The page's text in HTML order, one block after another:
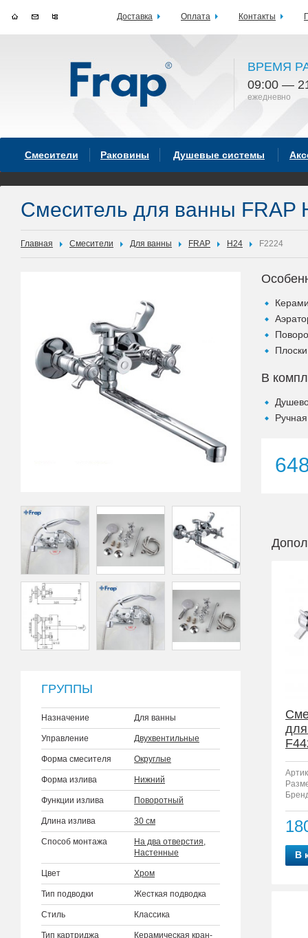
ВРЕМЯ
09:00 —
ежедневно
Смесители Раковины Душевые системы
Смеситель для ванны FRAP
Главная Смесители Для ванны FRAP H24 F2224
ГРУППЫ
Назначение Для ванны
Управление Двухвентильные
Форма смесителя Округлые
Форма излива Нижний
Функции излива Поворотный
Длина излива 30 см
Способ монтажа На два отверстия,
Настенные
Цвет Хром
Тип подводки Жесткая подводка
Стиль Классика
Тип картриджа
Керамическая кран-
В
В
Доставка Оплата Контакты